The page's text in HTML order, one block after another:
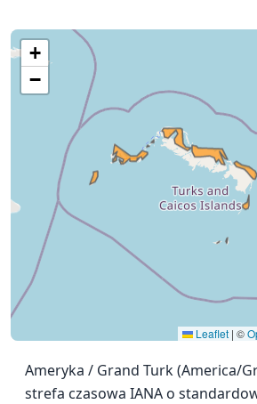
+
−
Leaflet | ©
Ameryka / Grand Turk (America/
strefa czasowa IANA o